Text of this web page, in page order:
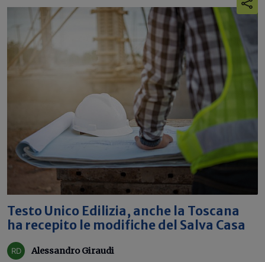
Testo Unico Edilizia, anche la Toscana
ha recepito le modifiche del Salva Casa
Alessandro Giraudi